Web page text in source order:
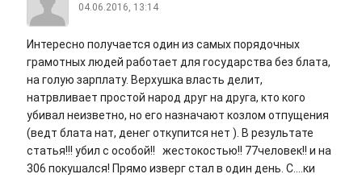
04.06.2016, 13:14
Интересно получается один из самых порядочных
грамотных людей работает для государства без блата,
на голую зарплату. Верхушка власть делит,
натрвливает простой народ друг на друга, кто кого
убивал неизветно, но его назначают козлом отпущения
(ведт блата нат, денег откупится нет ). В результате
статья!!! убил с особой!! жестокостью!! 77человек!! и на
306 покушался! Прямо изверг стал в один день. С....ки